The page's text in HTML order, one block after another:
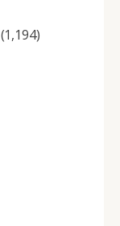
(1,194)